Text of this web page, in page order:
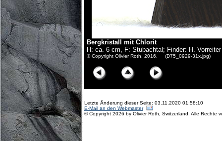
Bergkristall mit Chlorit
H: ca. 6 cm, F: Stubachtal; Finder: H. Vorreiter
© Copyright Olivier Roth, 2016. (D75_0929-31x.jpg)
Letzte Änderung dieser Seite: 03.11.2020 01:58:10
E-Mail an den Webmaster
© Copyright 2026 by Olivier Roth, Switzerland. Alle Rechte